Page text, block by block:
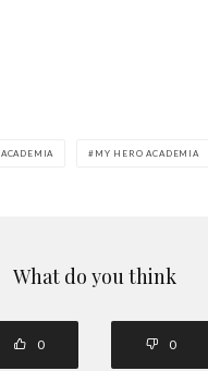
MY HERO ACADEMIA
What do you think
0 0